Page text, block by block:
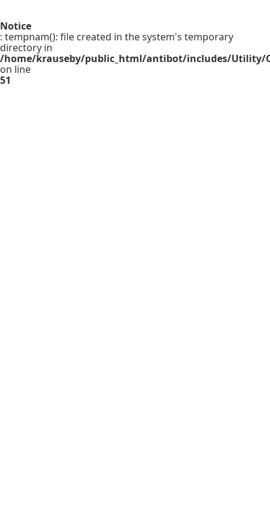
Notice
: tempnam(): file created in the system's temporary
directory in
/home/krauseby/public_html/antibot/includes/Utility/
on line
51